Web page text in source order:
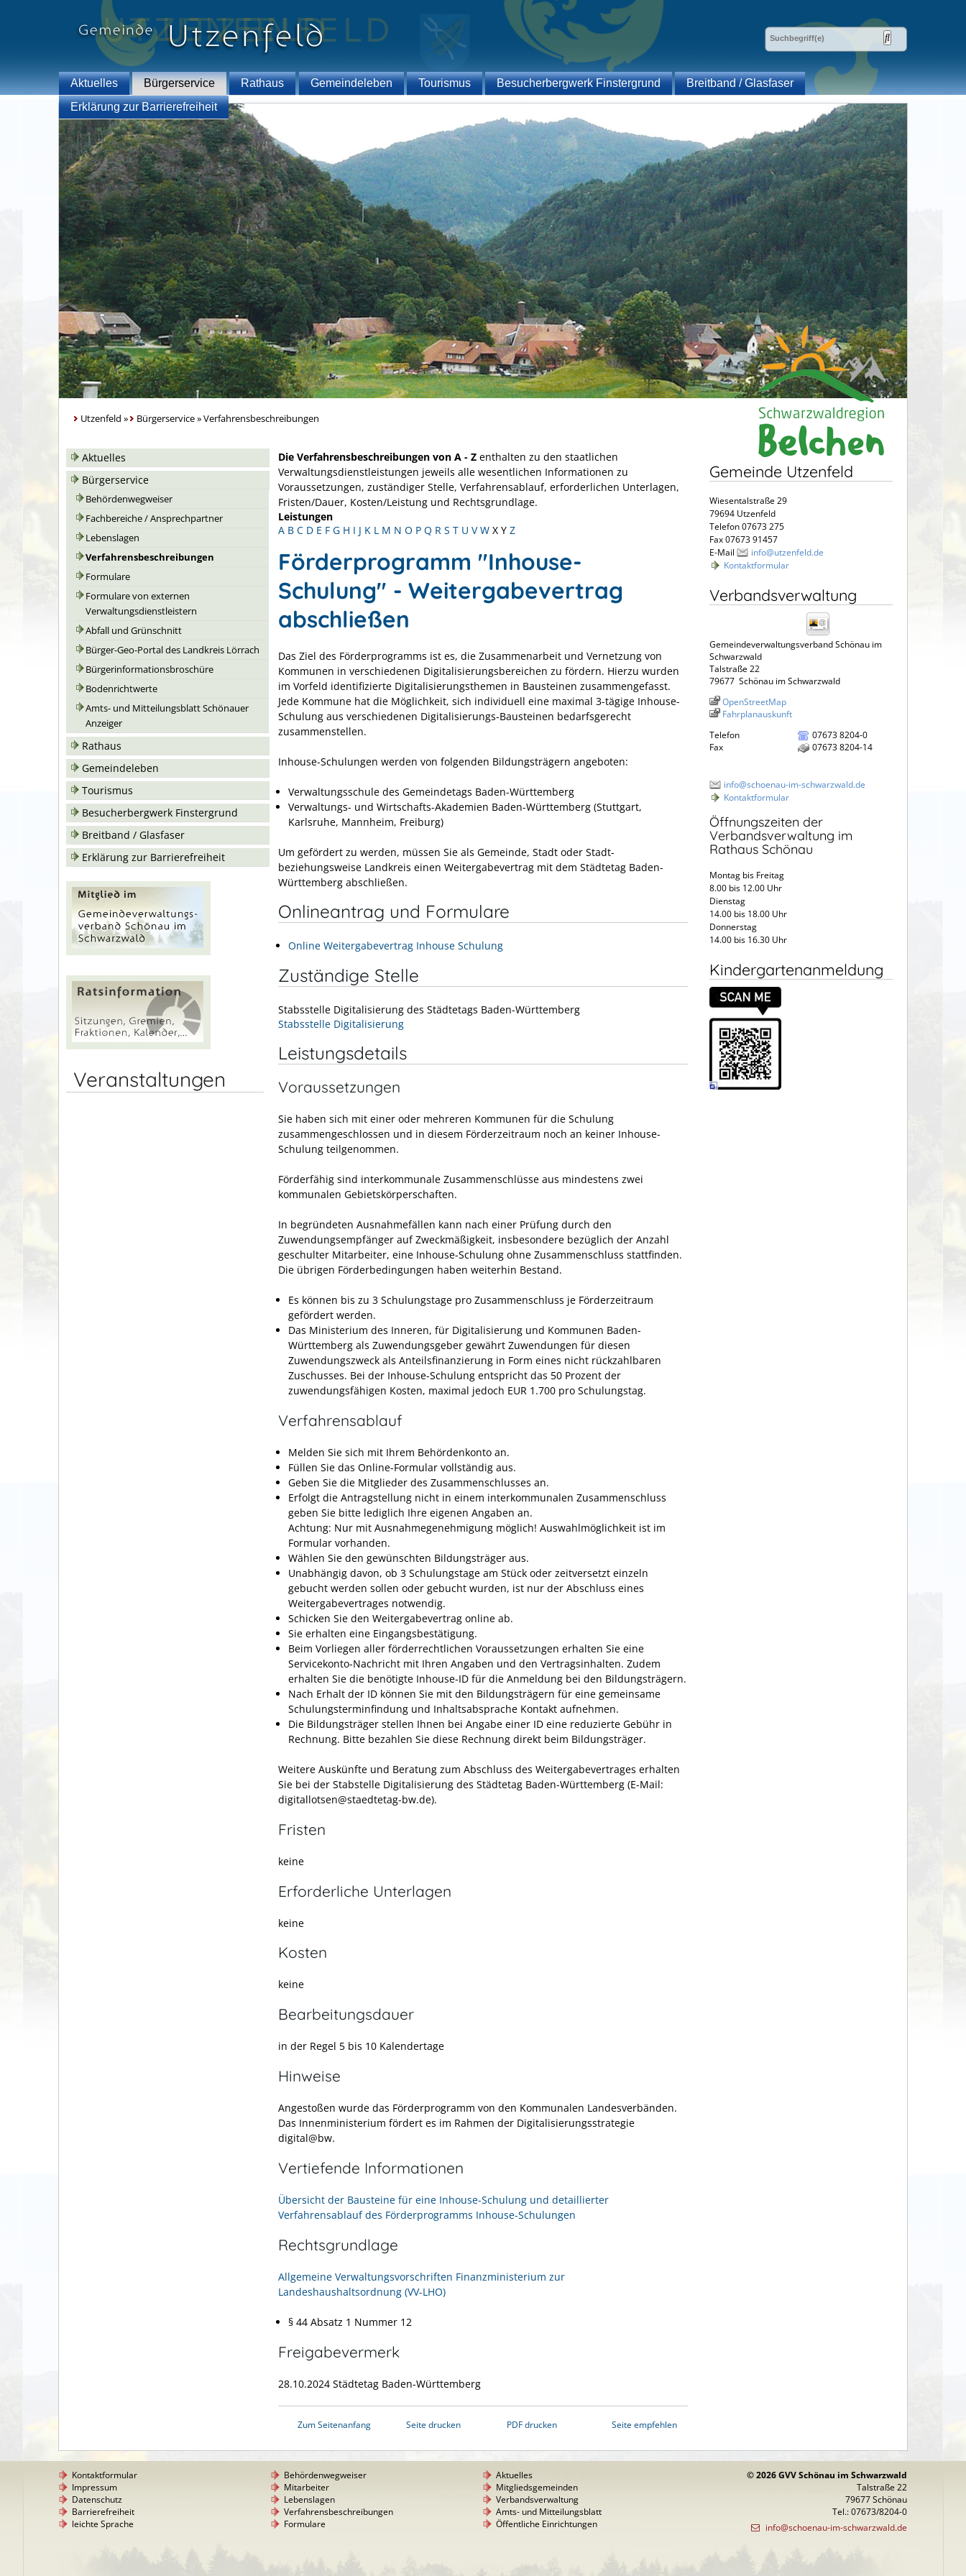
Aktuelles Bürgerservice Rathaus Gemeindeleben Tourismus Besucherbergwerk Finstergrund
Breitband / Glasfaser
Erklärung zur Barrierefreiheit
Utzenfeld » Bürgerservice»Verfahrensbeschreibungen
Aktuelles
Bürgerservice
Behördenwegweiser
Fachbereiche / Ansprechpartner
Lebenslagen
Verfahrensbeschreibungen
Formulare
Formulare von externen
Verwaltungsdienstleistern
Abfall und Grünschnitt
Bürger-Geo-Portal des Landkreis Lörrach
Bürgerinformationsbroschüre
Bodenrichtwerte
Amts- und Mitteilungsblatt Schönauer
Anzeiger
Rathaus
Gemeindeleben
Tourismus
Besucherbergwerk Finstergrund
Breitband / Glasfaser
Erklärung zur Barrierefreiheit
Veranstaltungen
Die Verfahrensbeschreibungen von A - Z enthalten zu den staatlichen
Verwaltungsdienstleistungen jeweils alle wesentlichen Informationen zu
Voraussetzungen, zuständiger Stelle, Verfahrensablauf, erforderlichen Unterlagen,
Fristen/Dauer, Kosten/Leistung und Rechtsgrundlage.
Leistungen
A B C D E F G H I J K L M N O P Q R S T U V W X Y Z
Förderprogramm "Inhouse-
Schulung" - Weitergabevertrag
abschließen
Das Ziel des Förderprogramms ist es, die Zusammenarbeit und Vernetzung von
Kommunen in verschiedenen Digitalisierungsbereichen zu fördern. Hierzu wurden
im Vorfeld identifizierte Digitalisierungsthemen in Bausteinen zusammengefasst.
Jede Kommune hat die Möglichkeit, sich individuell eine maximal 3-tägige Inhouse-
Schulung aus verschiedenen Digitalisierungs-Bausteinen bedarfsgerecht
zusammenstellen.
Inhouse-Schulungen werden von folgenden Bildungsträgern angeboten:
Verwaltungsschule des Gemeindetags Baden-Württemberg
Verwaltungs- und Wirtschafts-Akademien Baden-Württemberg (Stuttgart,
Karlsruhe, Mannheim, Freiburg)
Um gefördert zu werden, müssen Sie als Gemeinde, Stadt oder Stadt-
beziehungsweise Landkreis einen Weitergabevertrag mit dem Städtetag Baden-
Württemberg abschließen.
Onlineantrag und Formulare
Online Weitergabevertrag Inhouse Schulung
Zuständige Stelle
Stabsstelle Digitalisierung des Städtetags Baden-Württemberg
Stabsstelle Digitalisierung
Leistungsdetails
Voraussetzungen
Sie haben sich mit einer oder mehreren Kommunen für die Schulung
zusammengeschlossen und in diesem Förderzeitraum noch an keiner Inhouse-
Schulung teilgenommen.
Förderfähig sind interkommunale Zusammenschlüsse aus mindestens zwei
kommunalen Gebietskörperschaften.
In begründeten Ausnahmefällen kann nach einer Prüfung durch den
Zuwendungsempfänger auf Zweckmäßigkeit, insbesondere bezüglich der Anzahl
geschulter Mitarbeiter, eine Inhouse-Schulung ohne Zusammenschluss stattfinden.
Die übrigen Förderbedingungen haben weiterhin Bestand.
Es können bis zu 3 Schulungstage pro Zusammenschluss je Förderzeitraum
gefördert werden.
Das Ministerium des Inneren, für Digitalisierung und Kommunen Baden-
Württemberg als Zuwendungsgeber gewährt Zuwendungen für diesen
Zuwendungszweck als Anteilsfinanzierung in Form eines nicht rückzahlbaren
Zuschusses. Bei der Inhouse-Schulung entspricht das 50 Prozent der
zuwendungsfähigen Kosten, maximal jedoch EUR 1.700 pro Schulungstag.
Verfahrensablauf
Melden Sie sich mit Ihrem Behördenkonto an.
Füllen Sie das Online-Formular vollständig aus.
Geben Sie die Mitglieder des Zusammenschlusses an.
Erfolgt die Antragstellung nicht in einem interkommunalen Zusammenschluss
geben Sie bitte lediglich Ihre eigenen Angaben an.
Achtung: Nur mit Ausnahmegenehmigung möglich! Auswahlmöglichkeit ist im
Formular vorhanden.
Wählen Sie den gewünschten Bildungsträger aus.
Unabhängig davon, ob 3 Schulungstage am Stück oder zeitversetzt einzeln
gebucht werden sollen oder gebucht wurden, ist nur der Abschluss eines
Weitergabevertrages notwendig.
Schicken Sie den Weitergabevertrag online ab.
Sie erhalten eine Eingangsbestätigung.
Beim Vorliegen aller förderrechtlichen Voraussetzungen erhalten Sie eine
Servicekonto-Nachricht mit Ihren Angaben und den Vertragsinhalten. Zudem
erhalten Sie die benötigte Inhouse-ID für die Anmeldung bei den Bildungsträgern.
Nach Erhalt der ID können Sie mit den Bildungsträgern für eine gemeinsame
Schulungsterminfindung und Inhaltsabsprache Kontakt aufnehmen.
Die Bildungsträger stellen Ihnen bei Angabe einer ID eine reduzierte Gebühr in
Rechnung. Bitte bezahlen Sie diese Rechnung direkt beim Bildungsträger.
Weitere Auskünfte und Beratung zum Abschluss des Weitergabevertrages erhalten
Sie bei der Stabstelle Digitalisierung des Städtetag Baden-Württemberg (E-Mail:
digitallotsen@staedtetag-bw.de).
Fristen
keine
Erforderliche Unterlagen
keine
Kosten
keine
Bearbeitungsdauer
in der Regel 5 bis 10 Kalendertage
Hinweise
Angestoßen wurde das Förderprogramm von den Kommunalen Landesverbänden.
Das Innenministerium fördert es im Rahmen der Digitalisierungsstrategie
digital@bw.
Vertiefende Informationen
Übersicht der Bausteine für eine Inhouse-Schulung und detaillierter
Verfahrensablauf des Förderprogramms Inhouse-Schulungen
Rechtsgrundlage
Allgemeine Verwaltungsvorschriften Finanzministerium zur
Landeshaushaltsordnung (VV-LHO)
§ 44 Absatz 1 Nummer 12
Freigabevermerk
28.10.2024 Städtetag Baden-Württemberg
Zum Seitenanfang Seite drucken PDF drucken Seite empfehlen
Gemeinde Utzenfeld
Wiesentalstraße 29
79694 Utzenfeld
Telefon 07673 275
Fax 07673 91457
E-Mail
info@utzenfeld.de
Kontaktformular
Verbandsverwaltung
Gemeindeverwaltungsverband Schönau im
Schwarzwald
Talstraße 22
79677 Schönau im Schwarzwald
OpenStreetMap
Fahrplanauskunft
Telefon
07673 8204-0
Fax
07673 8204-14
info@schoenau-im-schwarzwald.de
Kontaktformular
Öffnungszeiten der
Verbandsverwaltung im
Rathaus Schönau
Montag bis Freitag
8.00 bis 12.00 Uhr
Dienstag
14.00 bis 18.00 Uhr
Donnerstag
14.00 bis 16.30 Uhr
Kindergartenanmeldung
Kontaktformular
Impressum
Datenschutz
Barrierefreiheit
leichte Sprache
Behördenwegweiser
Mitarbeiter
Lebenslagen
Verfahrensbeschreibungen
Formulare
Aktuelles
Mitgliedsgemeinden
Verbandsverwaltung
Amts- und Mitteilungsblatt
Öffentliche Einrichtungen
© 2026 GVV Schönau im Schwarzwald
Talstraße 22
79677 Schönau
Tel.: 07673/8204-0
info@schoenau-im-schwarzwald.de